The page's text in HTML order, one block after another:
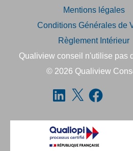
Mentions légales
Conditions Générales de
Règlement Intérieur
Qualiview conseil n'utilise pas
© 2026 Qualiview